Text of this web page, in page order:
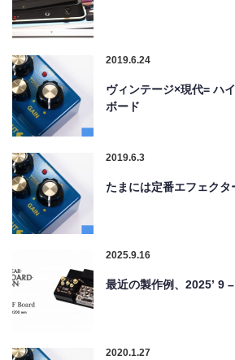
2019.6.24
ヴィンテージ×現代= ハ
ボード
2019.6.3
たまには定番エフェクタ
2025.9.16
最近の製作例、2025’ 9
2020.1.27